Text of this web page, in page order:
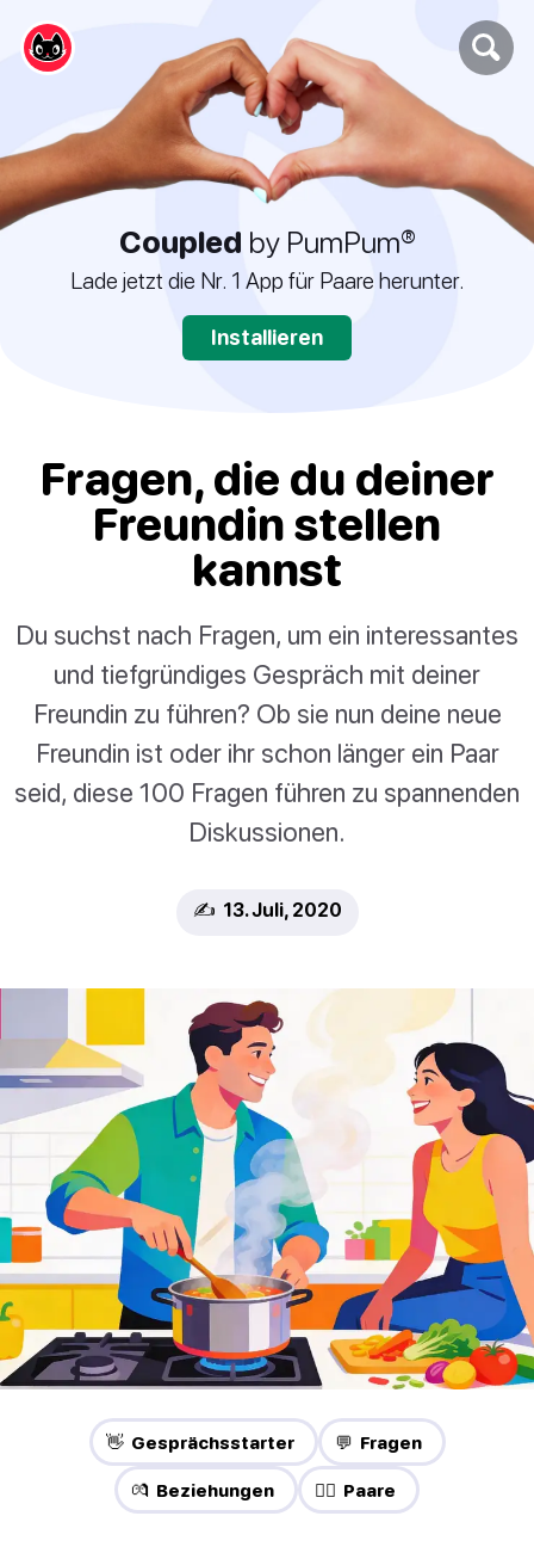
Coupled by PumPum®
Lade jetzt die Nr. 1 App für Paare herunter.
Installieren
Fragen, die du deiner
Freundin stellen
kannst
Du suchst nach Fragen, um ein interessantes
und tiefgründiges Gespräch mit deiner
Freundin zu führen? Ob sie nun deine neue
Freundin ist oder ihr schon länger ein Paar
seid, diese 100 Fragen führen zu spannenden
Diskussionen.
✍️ 13. Juli, 2020
👋 Gesprächsstarter 💬 Fragen
💏 Beziehungen ❤️‍🔥 Paare